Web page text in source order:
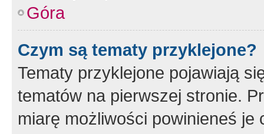
Góra
Czym są tematy przyklejone?
Tematy przyklejone pojawiają
tematów na pierwszej stronie.
miarę możliwości powinieneś je